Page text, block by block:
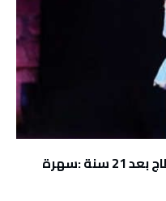
عودة ميادة الحناوي لمسرح قرطاج بعد 21 سنة :سهرة